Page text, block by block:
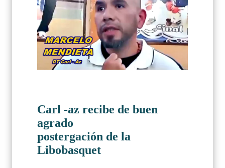
Carl -az recibe de buen
agrado
postergación de la
Libobasquet